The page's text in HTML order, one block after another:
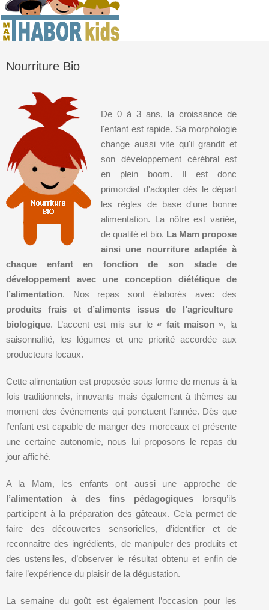
Nourriture Bio
De 0 à 3 ans, la croissance de
l'enfant est rapide. Sa morphologie
change aussi vite qu'il grandit et
son développement cérébral est
en plein boom. Il est donc
primordial d'adopter dès le départ
les règles de base d'une bonne
alimentation. La nôtre est variée,
de qualité et bio. La Mam propose
ainsi une nourriture adaptée à
chaque enfant en fonction de son stade de
développement avec une conception diététique de
l’alimentation. Nos repas sont élaborés avec des
produits frais et d’aliments issus de l’agriculture
biologique. L’accent est mis sur le« fait maison », la
saisonnalité, les légumes et une priorité accordée aux
producteurs locaux.
Cette alimentation est proposée sous forme de menus à la
fois traditionnels, innovants mais également à thèmes au
moment des événements qui ponctuent l’année. Dès que
l’enfant est capable de manger des morceaux et présente
une certaine autonomie, nous lui proposons le repas du
jour affiché.
A la Mam, les enfants ont aussi une approche de
l’alimentation à des fins pédagogiques lorsqu’ils
participent à la préparation des gâteaux. Cela permet de
faire des découvertes sensorielles, d’identifier et de
reconnaître des ingrédients, de manipuler des produits et
des ustensiles, d’observer le résultat obtenu et enfin de
faire l’expérience du plaisir de la dégustation.
La semaine du goût est également l’occasion pour les